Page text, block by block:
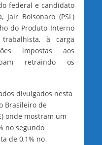
federal e candidato
Bolsonaro (PSL)
do Produto Interno
à carga
impostas aos
retraindo os
divulgados nesta
Brasileiro de
onde mostram um
no segundo
de 0,1% no